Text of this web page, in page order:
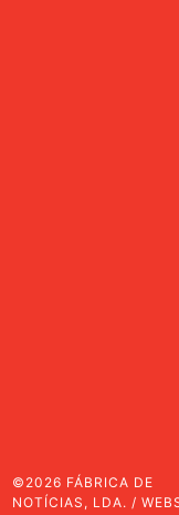
©2026 FÁBRICA DE
NOTÍCIAS, LDA. /